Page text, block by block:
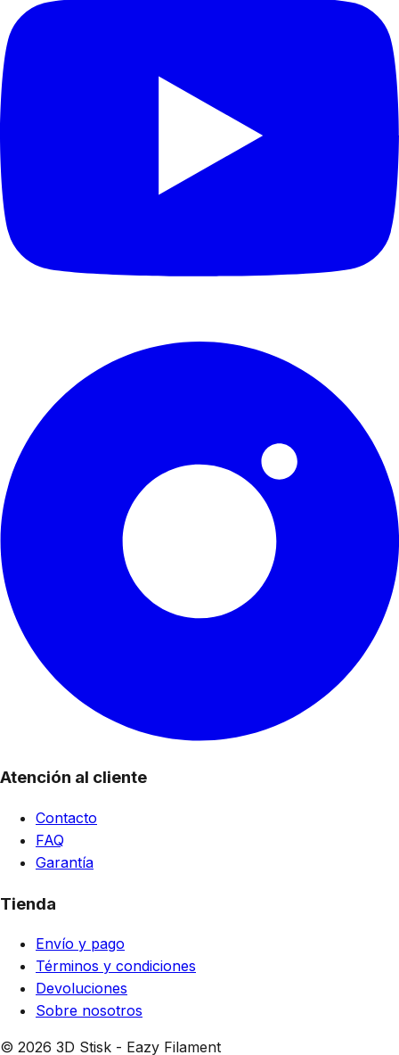
Atención al cliente
Contacto
FAQ
Garantía
Tienda
Envío y pago
Términos y condiciones
Devoluciones
Sobre nosotros
© 2026 3D Stisk - Eazy Filament